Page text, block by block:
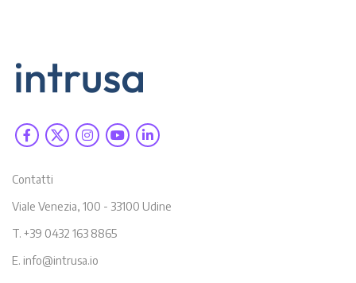
Contatti
Viale Venezia, 100 - 33100 Udine
T. +39 0432 163 8865
E. info@intrusa.io